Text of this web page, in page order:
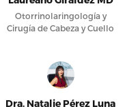
Otorrinolaringología y
Cirugía de Cabeza y Cuello
Dra. Natalie Pérez Luna